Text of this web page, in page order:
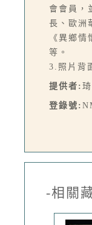
會會員，
長、歐洲
《異鄉情
等。
3.照片背
提供者:
登錄號:
-相關